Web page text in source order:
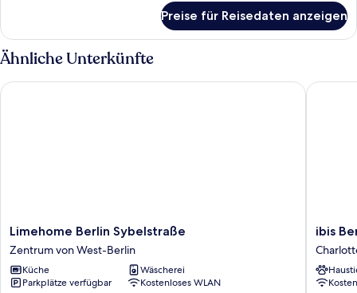
Preise für Reisedaten anzeigen
Ähnliche Unterkünfte
Limehome
Berlin
Sybelstraße
Zentrum
von
Limehome Berlin Sybelstraße
Zentrum von West-Berlin
Küche
Wäscherei
Parkplätze verfügbar
Kostenloses WLAN
Limehome Berlin Sybelstraße
ibis
Berlin
Messe
ibis
ibis